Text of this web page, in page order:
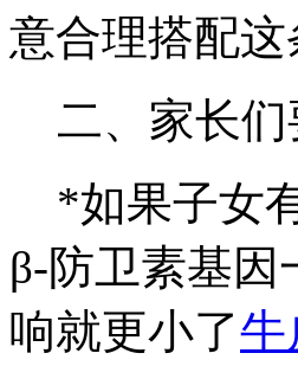
意合理搭配这
二、家长们
*如果子女
β-防卫素基
响就更小了牛